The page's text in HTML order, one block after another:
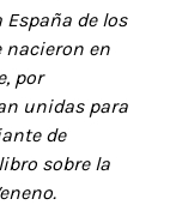
de los
nacieron en
por
unidas para
de
sobre la